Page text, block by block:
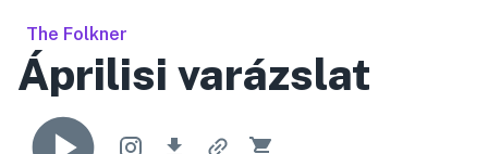
The Folkner
Áprilisi varázslat